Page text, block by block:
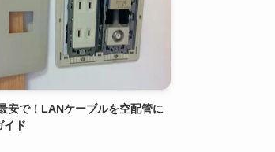
安で！LANケーブルを空配管に
イド